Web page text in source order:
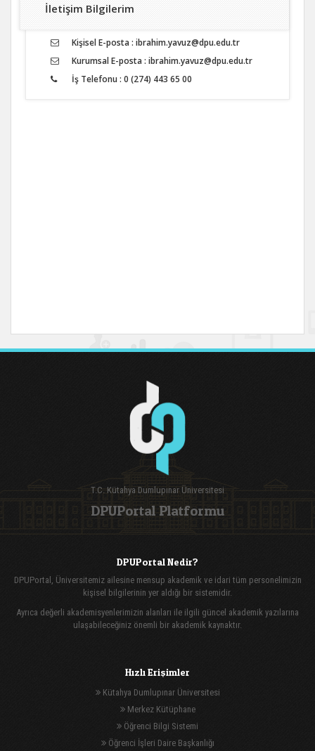
İletişim Bilgilerim
Kişisel E-posta : ibrahim.yavuz@dpu.edu.tr
Kurumsal E-posta : ibrahim.yavuz@dpu.edu.tr
İş Telefonu : 0 (274) 443 65 00
T.C. Kütahya Dumlupınar Üniversitesi
DPUPortal Platformu
DPUPortal Nedir?
DPUPortal, Üniversitemiz ailesine mensup akademik ve idari tüm personelimizin
kişisel bilgilerinin yer aldığı bir sistemidir.
Ayrıca değerli akademisyenlerimizin alanları ile ilgili güncel akademik yazılarına
ulaşabileceğiniz önemli bir akademik kaynaktır.
Hızlı Erişimler
Kütahya Dumlupınar Üniversitesi
Merkez Kütüphane
Öğrenci Bilgi Sistemi
Öğrenci İşleri Daire Başkanlığı